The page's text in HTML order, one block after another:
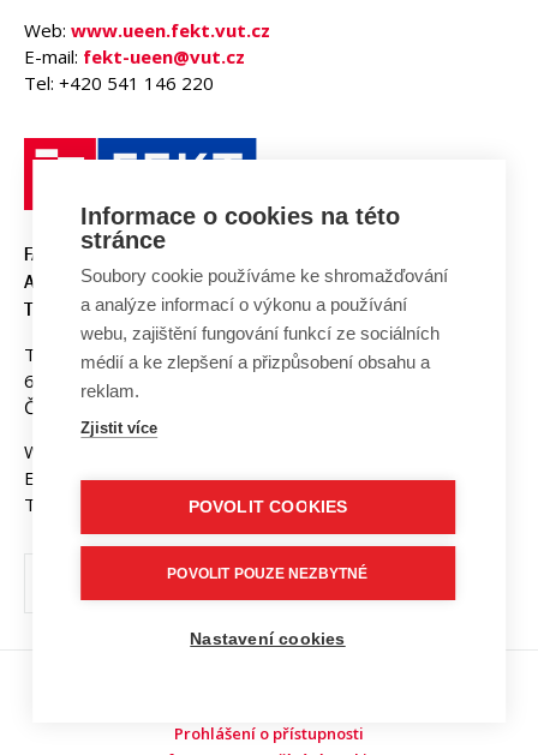
Web: www.ueen.fekt.vut.cz
E-mail: fekt-ueen@vut.cz
Tel: +420 541 146 220
FAKULTA ELEKTROTECHNIKY
A KOMUNIKAČNÍCH
TECHNOLOGIÍ, VUT V BRNĚ
Technická 3058/10
616 00 Brno
Česká republika
Web:
E-mail:fekt-info@vut.cz
Tel: +420 541 141 111
Prohlášení o přístupnosti
Informace o cookies na této
stránce
Soubory cookie používáme ke shromažďování
a analýze informací o výkonu a používání
webu, zajištění fungování funkcí ze sociálních
médií a ke zlepšení a přizpůsobení obsahu a
reklam.
Zjistit více
POVOLIT COOKIES
POVOLIT POUZE NEZBYTNÉ
Nastavení cookies